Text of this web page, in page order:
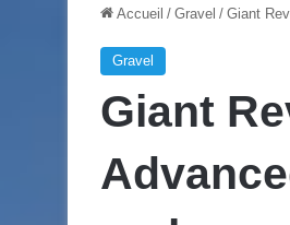
Accueil / Gravel / Giant
Gravel
Giant